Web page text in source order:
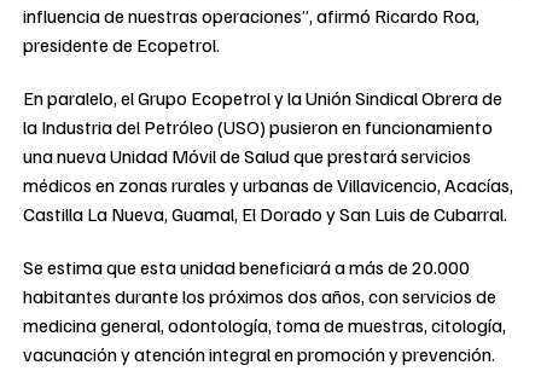
influencia de nuestras operaciones”, afirmó Ricardo Roa,
presidente de Ecopetrol.
En paralelo, el Grupo Ecopetrol y la Unión Sindical Obrera de
la Industria del Petróleo (USO) pusieron en funcionamiento
una nueva Unidad Móvil de Salud que prestará servicios
médicos en zonas rurales y urbanas de Villavicencio, Acacías,
Castilla La Nueva, Guamal, El Dorado y San Luis de Cubarral.
Se estima que esta unidad beneficiará a más de 20.000
habitantes durante los próximos dos años, con servicios de
medicina general, odontología, toma de muestras, citología,
vacunación y atención integral en promoción y prevención.